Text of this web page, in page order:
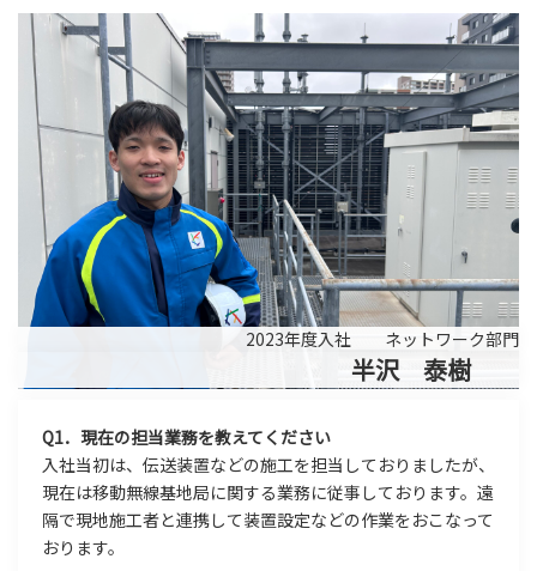
2023年度入社 ネットワーク部門
半沢 泰樹
Q1．現在の担当業務を教えてください
入社当初は、伝送装置などの施工を担当しておりましたが、
現在は移動無線基地局に関する業務に従事しております。遠
隔で現地施工者と連携して装置設定などの作業をおこなって
おります。